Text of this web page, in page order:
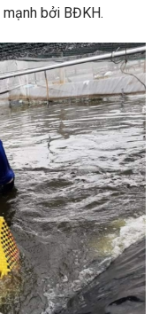
bởi BĐKH.